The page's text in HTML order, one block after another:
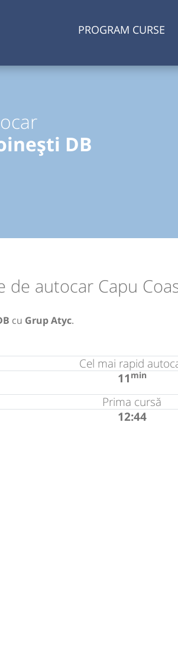
PROGRAM CURSE
DB
de autocar Capu
cu Grup Atyc.
Cel mai rapid
11min
Prima cursă
12:44